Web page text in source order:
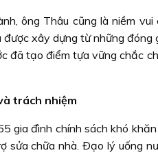
ông Thâu cũng là niềm
được xây dựng từ những
đã tạo điểm tựa vững chắc
trách nhiệm
gia đình chính sách khó
sửa chữa nhà. Ðạo lý uống